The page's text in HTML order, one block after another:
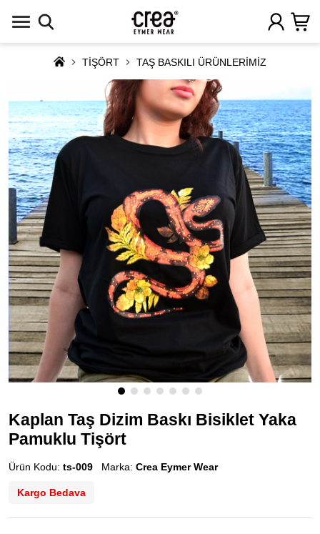
TİŞÖRT TAŞ BASKILI ÜRÜNLERİMİZ
Kaplan Taş Dizim Baskı Bisiklet Yaka
Pamuklu Tişört
Ürün Kodu: ts-009 Marka: Crea Eymer Wear
Kargo Bedava